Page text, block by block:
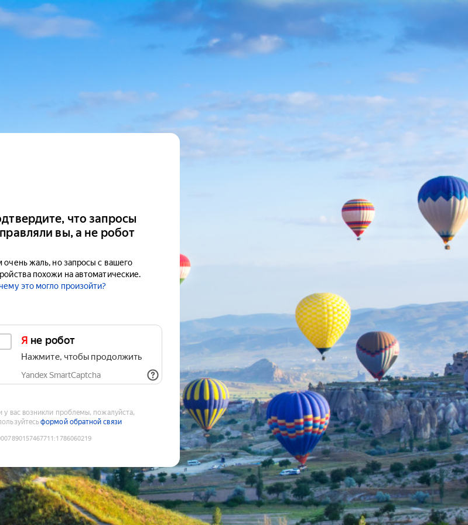
что запросы
вы, а не робот
очень жаль, но запросы с вашего
похожи на автоматические.
это могло произойти?
Я не робот
Нажмите, чтобы продолжить
Yandex SmartCaptcha
у вас возникли проблемы, пожалуйста,
формой обратной связи
:1786060219